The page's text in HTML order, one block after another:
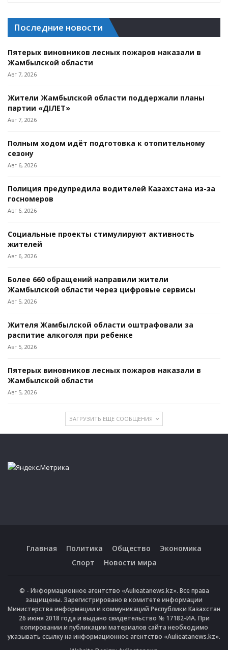
Последние новости
Пятерых виновников лесных пожаров наказали в
Жамбылской области
Авг 7, 2026
Жители Жамбылской области поддержали планы
партии «ӘДІЛЕТ»
Авг 7, 2026
Полным ходом идёт подготовка к отопительному
сезону
Авг 6, 2026
Полиция предупредила водителей Казахстана из-за
госномеров
Авг 6, 2026
Социальные проекты стимулируют активность
жителей
Авг 6, 2026
Более 660 обращений направили жители
Жамбылской области через цифровые сервисы
Авг 5, 2026
Жителя Жамбылской области оштрафовали за
распитие алкоголя при ребенке
Авг 5, 2026
Пятерых виновников лесных пожаров наказали в
Жамбылской области
Авг 5, 2026
ЗАГРУЗИТЬ ЕЩЕ СООБЩЕНИЯ
Главная Политика Общество
Экономика
Спорт
Новости мира
© - Информационное агентство «Aulieatanews.kz». Все права
защищены. Зарегистрировано в комитете информации
Министерства информации и коммуникаций Республики Казахстан
26 июня 2018 года и выдано свидетельство № 17182-ИА. При
копировании и публикации материалов сайта необходимо
указывать ссылку на информационное агентство «Aulieatanews.kz».